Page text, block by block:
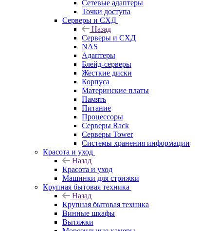
Сетевые адаптеры
Точки доступа
Серверы и СХД
Назад
Серверы и СХД
NAS
Адаптеры
Блейд-серверы
Жесткие диски
Корпуса
Материнские платы
Память
Питание
Процессоры
Серверы Rack
Серверы Tower
Системы хранения информации
Красота и уход
Назад
Красота и уход
Машинки для стрижки
Крупная бытовая техника
Назад
Крупная бытовая техника
Винные шкафы
Вытяжки